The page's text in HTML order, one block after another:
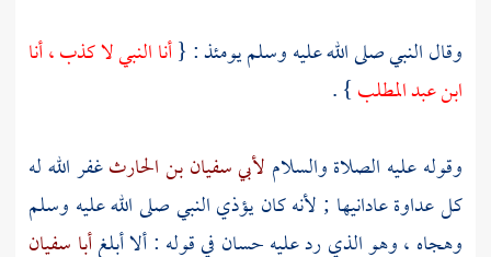
وقال النبي صلى الله عليه وسلم يومئذ : {أنا النبي لا كذب ، أنا
ابنعبد المطلب} .
وقوله عليه الصلاة والسلام لأبي سفيان بن الحارثغفر الله له
كل عداوة عادانيها ; لأنه كان يؤذي النبي صلى الله عليه وسلم
وهجاه ، وهو الذي رد عليهحسان في قوله : ألا أبلغأبا سفيان